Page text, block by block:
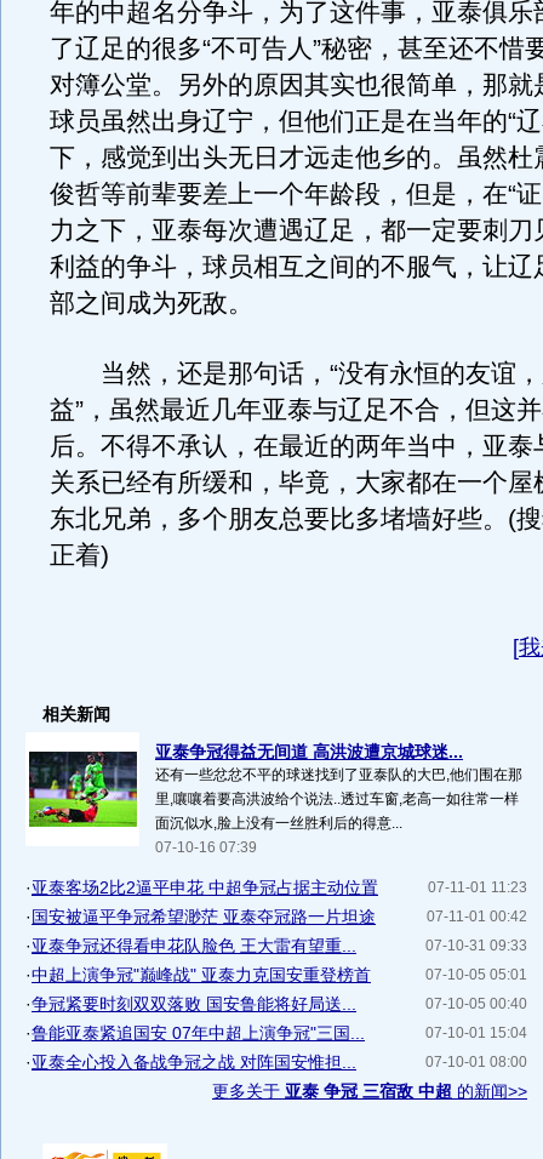
年的中超名分争斗，为了这件事，亚泰俱乐
了辽足的很多“不可告人”秘密，甚至还不惜
对簿公堂。另外的原因其实也很简单，那就
球员虽然出身辽宁，但他们正是在当年的“
下，感觉到出头无日才远走他乡的。虽然杜
俊哲等前辈要差上一个年龄段，但是，在“
力之下，亚泰每次遭遇辽足，都一定要刺刀
利益的争斗，球员相互之间的不服气，让辽
部之间成为死敌。
当然，还是那句话，“没有永恒的友谊，
益”，虽然最近几年亚泰与辽足不合，但这
后。不得不承认，在最近的两年当中，亚泰
关系已经有所缓和，毕竟，大家都在一个屋
东北兄弟，多个朋友总要比多堵墙好些。(
正着)
[
相关新闻
亚泰争冠得益无间道 高洪波遭京城球迷...
还有一些忿忿不平的球迷找到了亚泰队的大巴,他们围在那
里,嚷嚷着要高洪波给个说法..透过车窗,老高一如往常一样
面沉似水,脸上没有一丝胜利后的得意...
07-10-16 07:39
07-11-01 11:23
·亚泰客场2比2逼平申花 中超争冠占据主动位置
07-11-01 00:42
·国安被逼平争冠希望渺茫 亚泰夺冠路一片坦途
07-10-31 09:33
·亚泰争冠还得看申花队脸色 王大雷有望重...
07-10-05 05:01
·中超上演争冠"巅峰战" 亚泰力克国安重登榜首
07-10-05 00:40
·争冠紧要时刻双双落败 国安鲁能将好局送...
07-10-01 15:04
·鲁能亚泰紧追国安 07年中超上演争冠"三国...
07-10-01 08:00
·亚泰全心投入备战争冠之战 对阵国安惟担...
更多关于 亚泰 争冠 三宿敌 中超 的新闻>>